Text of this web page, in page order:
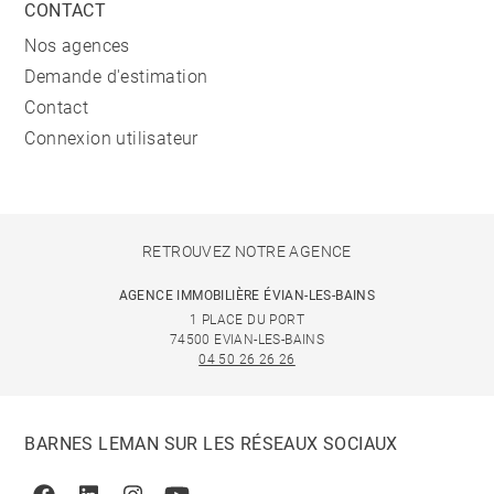
CONTACT
Nos agences
Demande d'estimation
Contact
Connexion utilisateur
RETROUVEZ NOTRE AGENCE
AGENCE IMMOBILIÈRE ÉVIAN-LES-BAINS
1 PLACE DU PORT
74500 EVIAN-LES-BAINS
04 50 26 26 26
BARNES LEMAN SUR LES RÉSEAUX SOCIAUX